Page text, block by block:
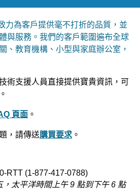
力為客戶提供毫不打折的品質，並
與服務。我們的客戶範圍遍布全球
、教育機構、小型與家庭辦公室，
術支援人員直接提供寶貴資訊，可
頁面 。
，請傳送購買要求 。
RTT (1-877-417-0788)
，太平洋時間上午 9 點到下午 6 點